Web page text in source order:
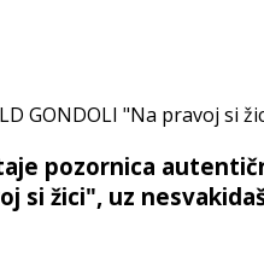
pozornica
si žici", uz